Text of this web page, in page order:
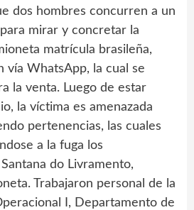
dos hombres concurren a un
mirar y concretar la
matrícula brasileña,
vía WhatsApp, la cual se
la venta. Luego de estar
la víctima es amenazada
pertenencias, las cuales
a la fuga los
do Livramento,
Trabajaron personal de la
I, Departamento de